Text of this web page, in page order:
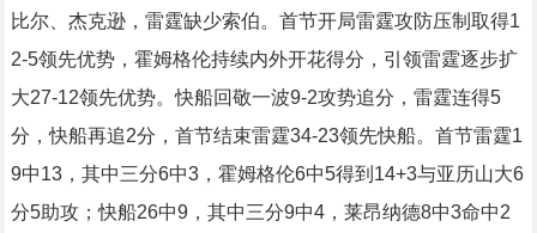
比尔、杰克逊，雷霆缺少索伯。首节开局雷霆攻防压制取得1
2-5领先优势，霍姆格伦持续内外开花得分，引领雷霆逐步扩
大27-12领先优势。快船回敬一波9-2攻势追分，雷霆连得5
分，快船再追2分，首节结束雷霆34-23领先快船。首节雷霆1
9中13，其中三分6中3，霍姆格伦6中5得到14+3与亚历山大6
分5助攻；快船26中9，其中三分9中4，莱昂纳德8中3命中2